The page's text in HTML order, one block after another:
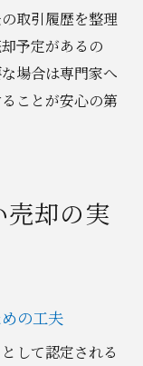
取引履歴を整理
予定があるの
場合は専門家へ
ことが安心の第
却の実
の工夫
して認定される